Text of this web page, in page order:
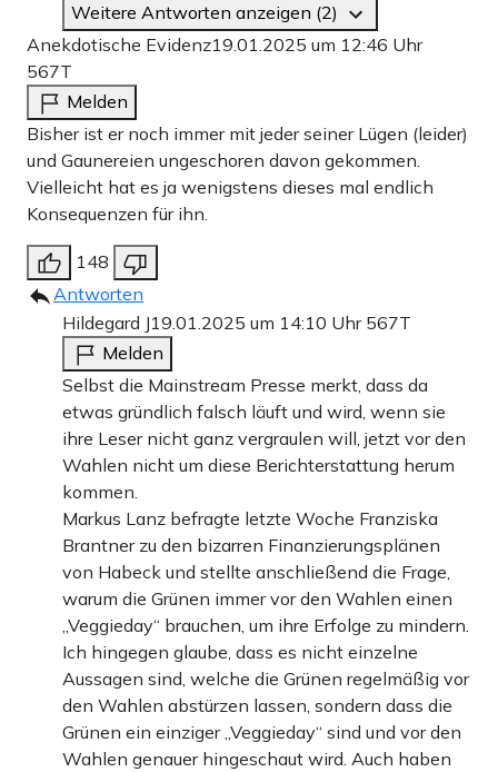
Weitere Antworten anzeigen (2)
Anekdotische Evidenz19.01.2025 um 12:46 Uhr
567T
Melden
Bisher ist er noch immer mit jeder seiner Lügen (leider)
und Gaunereien ungeschoren davon gekommen.
Vielleicht hat es ja wenigstens dieses mal endlich
Konsequenzen für ihn.
148
Antworten
Hildegard J19.01.2025 um 14:10 Uhr 567T
Melden
Selbst die Mainstream Presse merkt, dass da
etwas gründlich falsch läuft und wird, wenn sie
ihre Leser nicht ganz vergraulen will, jetzt vor den
Wahlen nicht um diese Berichterstattung herum
kommen.
Markus Lanz befragte letzte Woche Franziska
Brantner zu den bizarren Finanzierungsplänen
von Habeck und stellte anschließend die Frage,
warum die Grünen immer vor den Wahlen einen
„Veggieday“ brauchen, um ihre Erfolge zu mindern.
Ich hingegen glaube, dass es nicht einzelne
Aussagen sind, welche die Grünen regelmäßig vor
den Wahlen abstürzen lassen, sondern dass die
Grünen ein einziger „Veggieday“ sind und vor den
Wahlen genauer hingeschaut wird. Auch haben